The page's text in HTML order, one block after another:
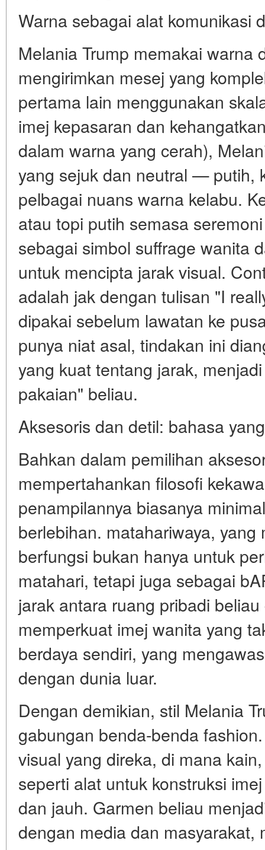
Warna sebagai alat komunikasi
Melania Trump memakai warna
mengirimkan mesej yang
pertama lain menggunakan
imej kepasaran dan
dalam warna yang cerah),
yang sejuk dan neutral — putih,
pelbagai nuans warna kelabu.
atau topi putih semasa
sebagai simbol suffrage wanita
untuk mencipta jarak visual.
adalah jak dengan tulisan "I
dipakai sebelum lawatan ke
punya niat asal, tindakan ini
yang kuat tentang jarak,
pakaian" beliau.
Aksesoris dan detil: bahasa
Bahkan dalam pemilihan
mempertahankan filosofi
penampilannya biasanya
berlebihan. matahariwaya, yang
berfungsi bukan hanya untuk
matahari, tetapi juga sebagai
jarak antara ruang pribadi
memperkuat imej wanita yang
berdaya sendiri, yang
dengan dunia luar.
Dengan demikian, stil Melania
gabungan benda-benda
visual yang direka, di mana
seperti alat untuk konstruksi
dan jauh. Garmen beliau
dengan media dan masyarakat,